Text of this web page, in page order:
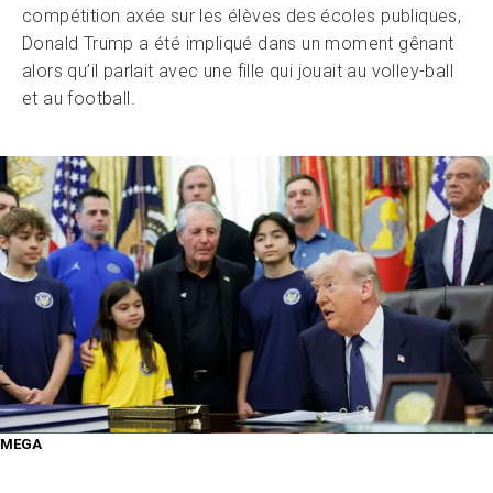
compétition axée sur les élèves des écoles publiques,
Donald Trump a été impliqué dans un moment gênant
alors qu’il parlait avec une fille qui jouait au volley-ball
et au football.
MEGA